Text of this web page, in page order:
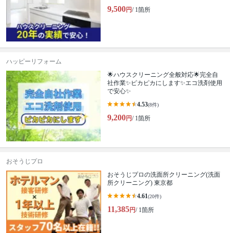
9,500円/ 1箇所
ハッピーリフォーム
🌟ハウスクリーニング全般対応🌟完全自
社作業✨️ピカピカにします✨️エコ洗剤使用
で安心✨
4.53(8件)
9,200円/ 1箇所
おそうじプロ
おそうじプロの洗面所クリーニング(洗面
所クリーニング) 東京都
4.61(20件)
11,385円/ 1箇所